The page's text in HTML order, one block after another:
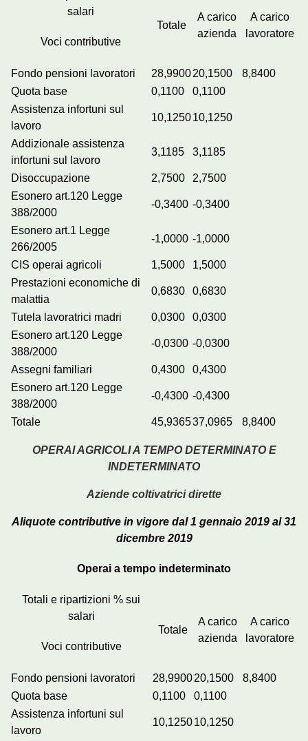
salari
Voci contributive
Totale
A carico
azienda
A carico
lavoratore
Fondo pensioni lavoratori 28,990020,1500
8,8400
Quota base
0,1100
0,1100
Assistenza infortuni sul
lavoro
10,125010,1250
Addizionale assistenza
infortuni sul lavoro
3,1185 3,1185
Disoccupazione 2,7500
2,7500
Esonero art.120 Legge
388/2000
-0,3400 -0,3400
Esonero art.1 Legge
266/2005
-1,0000 -1,0000
CIS operai agricoli 1,5000
1,5000
Prestazioni economiche di
malattia
0,6830 0,6830
Tutela lavoratrici madri 0,0300
0,0300
Esonero art.120 Legge
388/2000
-0,0300 -0,0300
Assegni familiari 0,4300
0,4300
Esonero art.120 Legge
388/2000
-0,4300 -0,4300
Totale 45,936537,0965 8,8400
OPERAI AGRICOLI A TEMPO DETERMINATO E
INDETERMINATO
Aziende coltivatrici dirette
Aliquote contributive in vigore dal 1 gennaio 2019 al 31
dicembre 2019
Operai a tempo indeterminato
Totali e ripartizioni % sui
salari
Voci contributive
Totale
A carico
azienda
A carico
lavoratore
Fondo pensioni lavoratori 28,990020,1500
8,8400
Quota base
0,1100
0,1100
Assistenza infortuni sul
lavoro
10,125010,1250